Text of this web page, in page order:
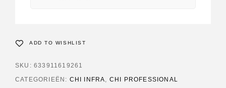
ADD TO WISHLIST
SKU: 633911619261
CATEGORIEËN: CHI INFRA, CHI PROFESSIONAL